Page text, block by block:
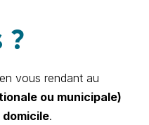
?
vous rendant au
ou municipale)
.